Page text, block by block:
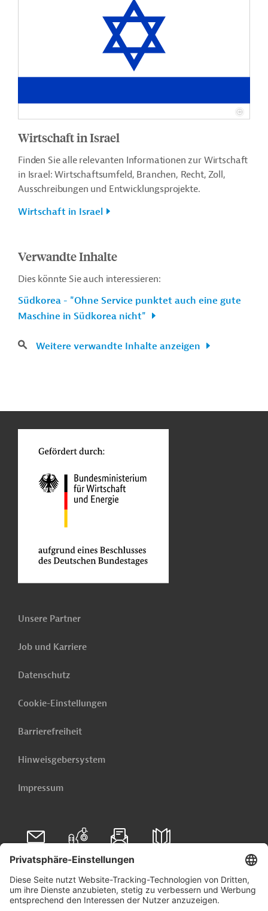
Wirtschaft in Israel
Finden Sie alle relevanten Informationen zur Wirtschaft
in Israel: Wirtschaftsumfeld, Branchen, Recht, Zoll,
Ausschreibungen und Entwicklungsprojekte.
Wirtschaft in Israel
Verwandte Inhalte
Dies könnte Sie auch interessieren:
Südkorea - "Ohne Service punktet auch eine gute
Maschine in Südkorea nicht"
Weitere verwandte Inhalte anzeigen
Unsere Partner
Job und Karriere
Datenschutz
Cookie-Einstellungen
Barrierefreiheit
Hinweisgebersystem
Impressum
Folgen Sie uns auf